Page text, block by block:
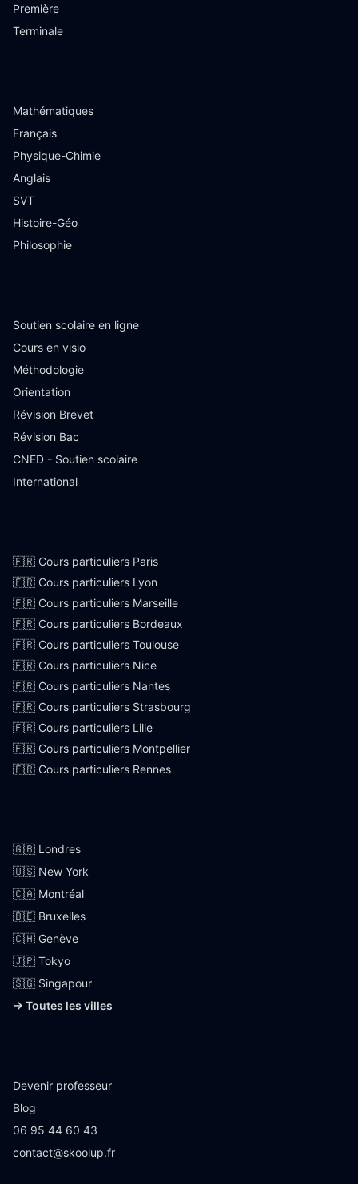
Première
Terminale
Mathématiques
Français
Physique-Chimie
Anglais
SVT
Histoire-Géo
Philosophie
Soutien scolaire en ligne
Cours en visio
Méthodologie
Orientation
Révision Brevet
Révision Bac
CNED - Soutien scolaire
International
🇫🇷 Cours particuliers Paris
🇫🇷 Cours particuliers Lyon
🇫🇷 Cours particuliers Marseille
🇫🇷 Cours particuliers Bordeaux
🇫🇷 Cours particuliers Toulouse
🇫🇷 Cours particuliers Nice
🇫🇷 Cours particuliers Nantes
🇫🇷 Cours particuliers Strasbourg
🇫🇷 Cours particuliers Lille
🇫🇷 Cours particuliers Montpellier
🇫🇷 Cours particuliers Rennes
🇬🇧 Londres
🇺🇸 New York
🇨🇦 Montréal
🇧🇪 Bruxelles
🇨🇭 Genève
🇯🇵 Tokyo
🇸🇬 Singapour
→ Toutes les villes
Devenir professeur
Blog
06 95 44 60 43
contact@skoolup.fr